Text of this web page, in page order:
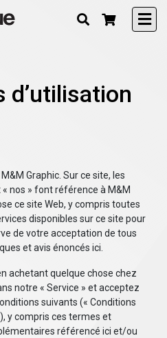
d’utilisation
Graphic. Sur ce site, les
nos » font référence à M&M
ce site Web, y compris toutes
disponibles sur ce site pour
de votre acceptation de tous
et avis énoncés ici.
achetant quelque chose chez
notre « Service » et acceptez
suivants (« Conditions
y compris ces termes et
référencé ici et/ou